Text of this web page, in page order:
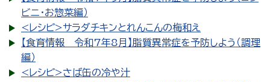
ビニ・お惣菜編）
<レシピ>サラダチキンとれんこんの梅和え
【食育情報 令和7年8月】脂質異常症を予防しよう（調理
編）
<レシピ>さば缶の冷や汁